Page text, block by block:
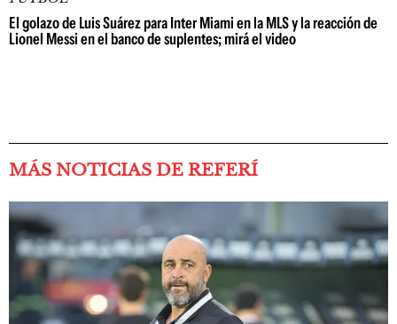
El golazo de Luis Suárez para Inter Miami en la MLS y la reacción de
Lionel Messi en el banco de suplentes; mirá el video
MÁS NOTICIAS DE REFERÍ